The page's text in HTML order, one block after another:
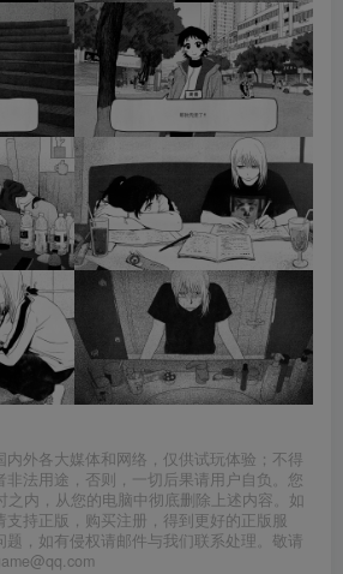
内外各大媒体和网络，仅供试玩体验；不得
非法用途，否则，一切后果请用户自负。您
之内，从您的电脑中彻底删除上述内容。如
持正版，购买注册，得到更好的正版服
，如有侵权请邮件与我们联系处理。敬请